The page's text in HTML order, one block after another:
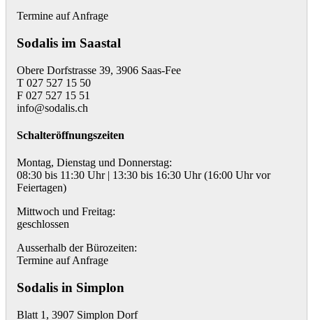
Termine auf Anfrage
Sodalis im Saastal
Obere Dorfstrasse 39, 3906 Saas-Fee
T 027 527 15 50
F 027 527 15 51
info@sodalis.ch
Schalteröffnungszeiten
Montag, Dienstag und Donnerstag:
08:30 bis 11:30 Uhr | 13:30 bis 16:30 Uhr (16:00 Uhr vor
Feiertagen)
Mittwoch und Freitag:
geschlossen
Ausserhalb der Bürozeiten:
Termine auf Anfrage
Sodalis in Simplon
Blatt 1, 3907 Simplon Dorf